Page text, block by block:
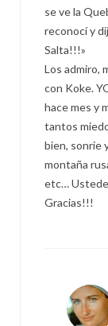
se ve la
reconocí y
Salta!!!»
Los admiro,
con Koke.
hace mes y
tantos
bien, sonrie
montaña
etc…
Gracias!!!